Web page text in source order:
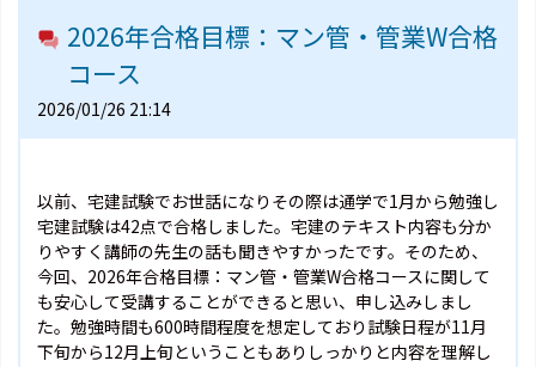
2026年合格目標：マン管・管業W合格
コース
2026/01/26 21:14
以前、宅建試験でお世話になりその際は通学で1月から勉強し
宅建試験は42点で合格しました。宅建のテキスト内容も分か
りやすく講師の先生の話も聞きやすかったです。そのため、
今回、2026年合格目標：マン管・管業W合格コースに関して
も安心して受講することができると思い、申し込みしまし
た。勉強時間も600時間程度を想定しており試験日程が11月
下旬から12月上旬ということもありしっかりと内容を理解し